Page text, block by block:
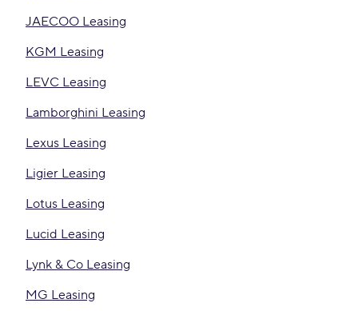
JAECOO Leasing
KGM Leasing
LEVC Leasing
Lamborghini Leasing
Lexus Leasing
Ligier Leasing
Lotus Leasing
Lucid Leasing
Lynk & Co Leasing
MG Leasing